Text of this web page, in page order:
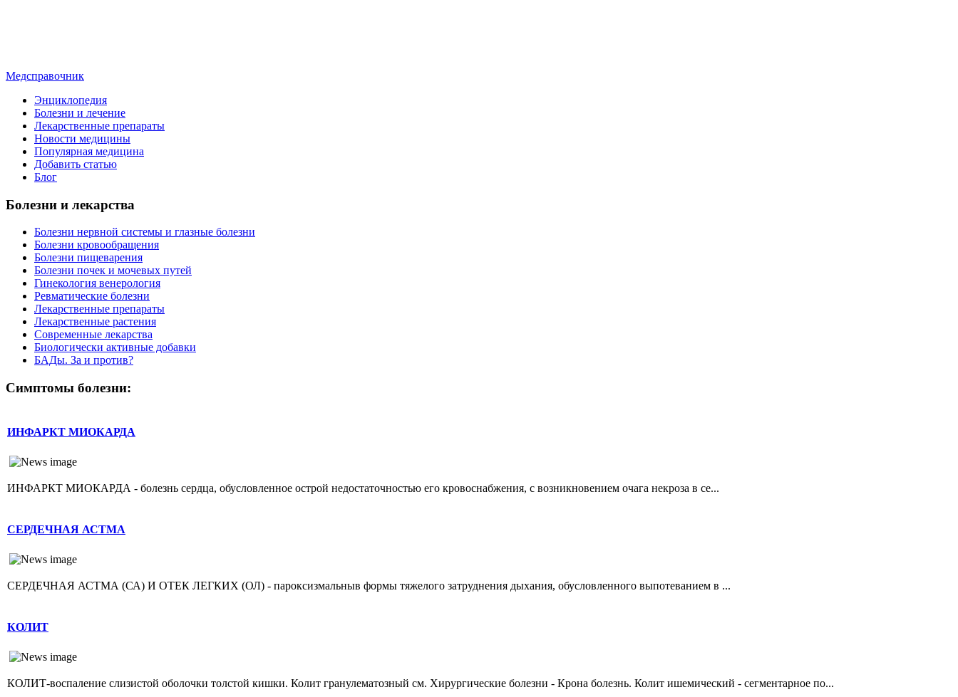
Медсправочник
Энциклопедия
Болезни и лечение
Лекарственные препараты
Новости медицины
Популярная медицина
Добавить статью
Блог
Болезни и лекарства
Болезни нервной системы и глазные болезни
Болезни кровообращения
Болезни пищеварения
Болезни почек и мочевых путей
Гинекология венерология
Ревматические болезни
Лекарственные препараты
Лекарственные растения
Современные лекарства
Биологически активные добавки
БАДы. За и против?
Симптомы болезни:
ИНФАРКТ МИОКАРДА
ИНФАРКТ МИОКАРДА - болезнь сердца, обусловленное острой недостаточностью его кровоснабжения, с возникновением очага некроза в се...
СЕРДЕЧНАЯ АСТМА
СЕРДЕЧНАЯ АСТМА (СА) И ОТЕК ЛЕГКИХ (ОЛ) - пароксизмальныв формы тяжелого затруднения дыхания, обусловленного выпотеванием в ...
КОЛИТ
КОЛИТ-воспаление слизистой оболочки толстой кишки. Колит гранулематозный см. Хирургические болезни - Крона болезнь. Колит ишемический - сегментарное по...